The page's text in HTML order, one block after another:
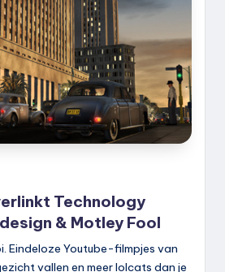
Technology
& Motley Fool
Eindeloze Youtube-filmpjes van
vallen en meer lolcats dan je